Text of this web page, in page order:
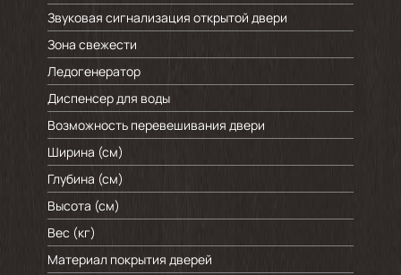
Звуковая сигнализация открытой двери
Зона свежести
Ледогенератор
Диспенсер для воды
Возможность перевешивания двери
Ширина (см)
Глубина (см)
Высота (см)
Вес (кг)
Материал покрытия дверей